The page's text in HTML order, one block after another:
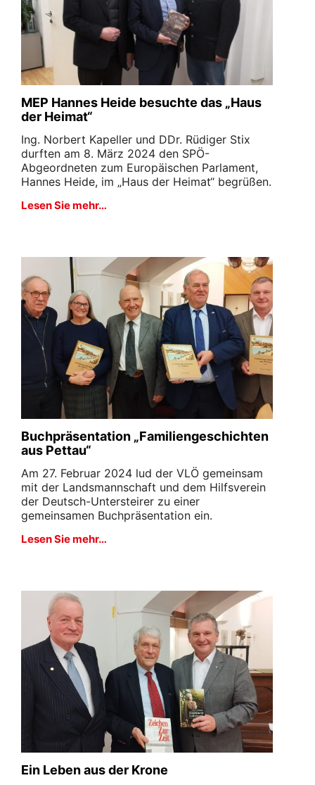
MEP Hannes Heide besuchte das „Haus
der Heimat“
Ing. Norbert Kapeller und DDr. Rüdiger Stix
durften am 8. März 2024 den SPÖ-
Abgeordneten zum Europäischen Parlament,
Hannes Heide, im „Haus der Heimat“ begrüßen.
Lesen Sie mehr…
Buchpräsentation „Familiengeschichten
aus Pettau“
Am 27. Februar 2024 lud der VLÖ gemeinsam
mit der Landsmannschaft und dem Hilfsverein
der Deutsch-Untersteirer zu einer
gemeinsamen Buchpräsentation ein.
Lesen Sie mehr…
Ein Leben aus der Krone